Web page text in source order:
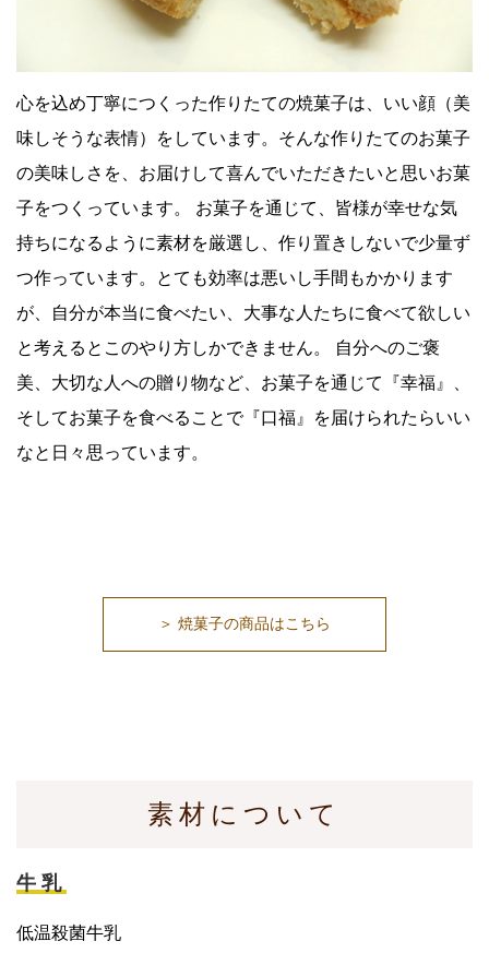
心を込め丁寧につくった作りたての焼菓子は、いい顔（美
味しそうな表情）をしています。そんな作りたてのお菓子
の美味しさを、お届けして喜んでいただきたいと思いお菓
子をつくっています。 お菓子を通じて、皆様が幸せな気
持ちになるように素材を厳選し、作り置きしないで少量ず
つ作っています。とても効率は悪いし手間もかかります
が、自分が本当に食べたい、大事な人たちに食べて欲しい
と考えるとこのやり方しかできません。 自分へのご褒
美、大切な人への贈り物など、お菓子を通じて『幸福』、
そしてお菓子を食べることで『口福』を届けられたらいい
なと日々思っています。
＞ 焼菓子の商品はこちら
素材について
牛乳
低温殺菌牛乳